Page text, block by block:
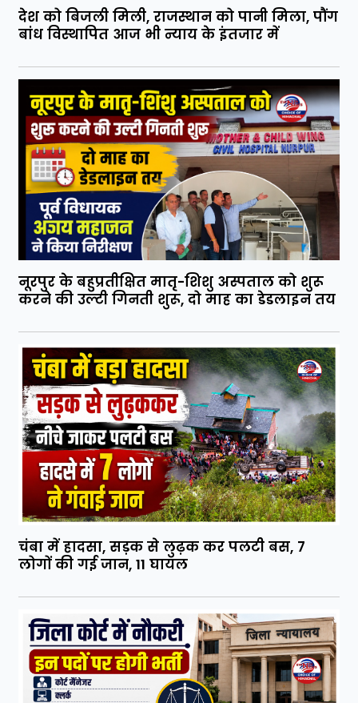
देश को बिजली मिली, राजस्थान को पानी मिला, पौंग
बांध विस्थापित आज भी न्याय के इंतजार में
नूरपुर के बहुप्रतीक्षित मातृ-शिशु अस्पताल को शुरू
करने की उल्टी गिनती शुरू, दो माह का डेडलाइन तय
चंबा में हादसा, सड़क से लुढ़क कर पलटी बस, 7
लोगों की गई जान, 11 घायल